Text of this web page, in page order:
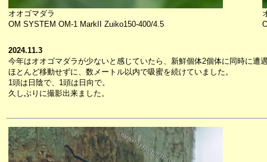
オオゴマダラ
OM SYSTEM OM-1 MarkII Zuiko150-400/4.5
2024.11.3
今年はオオゴマダラが少ないと感じていたら、新鮮個体2個体に同時に遭
ほとんど移動せずに、数メートル以内で吸蜜を続けていました。
1頭は日陰で、1頭は日向で。
久しぶりに撮影出来ました。